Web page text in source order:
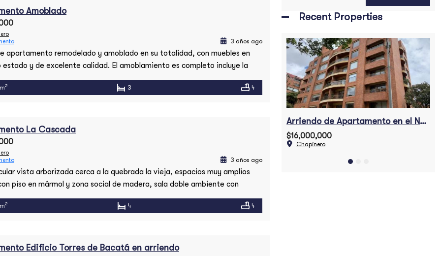
Amoblado
3 años ago
apartamento remodelado y amoblado en su totalidad, con muebles en
y de excelente calidad. El amoblamiento es completo incluye la
y electrodomésticos, menos la decoración, y el arte visible en las fotos.
2 3 4
La Cascada
3 años ago
vista arborizada cerca a la quebrada la vieja, espacios muy amplios
piso en mármol y zona social de madera, sala doble ambiente con
con baño privado, Estar de alcobas, Alcoba 3 y 4 con puerta ventana a la
2 4 4
Edificio Torres de Bacatá en arriendo
Recent Properties
Chapinero
Arriendo de Apartamento en el Nogal
$16,000,000
Chapinero